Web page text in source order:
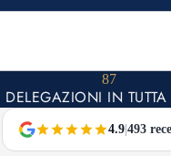
87
DELEGAZIONI IN TUTTA
4.9 493